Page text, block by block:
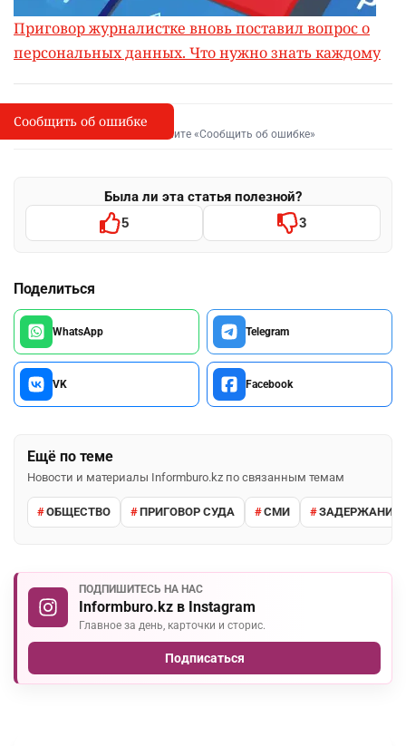
Приговор журналистке вновь поставил вопрос о
персональных данных. Что нужно знать каждому
I
Сообщить об опечатке
Выделите фрагмент и нажмите «Сообщить об ошибке»
Была ли эта статья полезной?
5 3
Поделиться
WhatsApp Telegram
VK Facebook
Ещё по теме
Новости и материалы Informburo.kz по связанным темам
ОБЩЕСТВО ПРИГОВОР СУДА СМИ ЗАДЕРЖАНИЕ
ПОДПИШИТЕСЬ НА НАС
Informburo.kz в Instagram
Главное за день, карточки и сторис.
Подписаться
Сообщить об ошибке